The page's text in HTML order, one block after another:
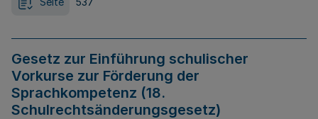
Gesetz zur Einführung schulischer
Vorkurse zur Förderung der
Sprachkompetenz (18.
Schulrechtsänderungsgesetz)